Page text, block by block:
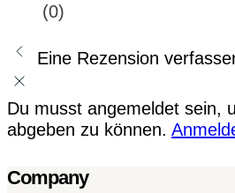
(0)
Eine Rezension
Du musst angemeldet sein,
abgeben zu können.
Company